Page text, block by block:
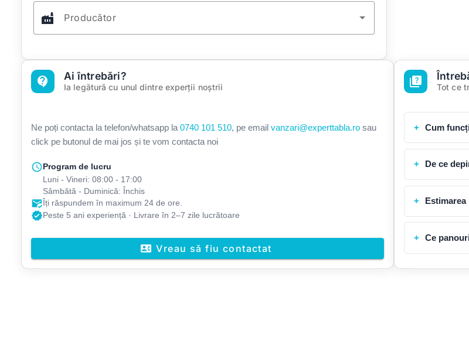
factory Producător
contact_support Ai întrebări?
Ia legătură cu unul dintre experții noștrii
Ne poți contacta la telefon/whatsapp la 0740 101 510, pe email vanzari@experttabla.ro sau
click pe butonul de mai jos și te vom contacta noi
scheduleProgram de lucru
Luni - Vineri: 08:00 - 17:00
Sâmbătă - Duminică: Închis
mark_email_readÎți răspundem în maximum 24 de ore.
verifiedPeste 5 ani experiență · Livrare în 2–7 zile lucrătoare
contact_phone Vreau să fiu contactat
quiz Tot ce
Cum
De ce
Ce